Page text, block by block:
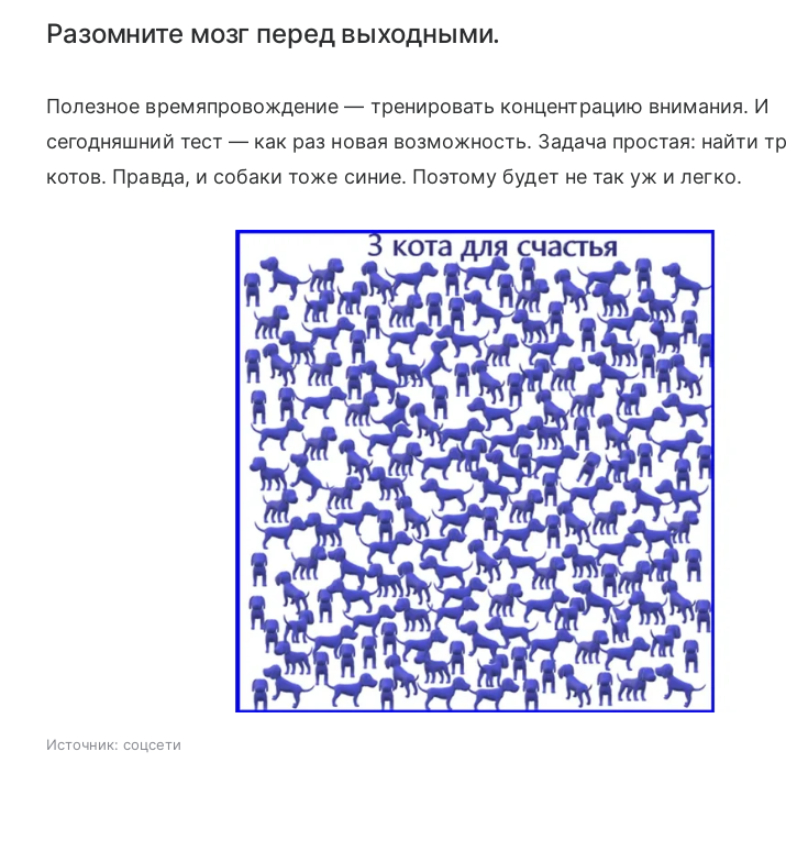
Разомните мозг перед выходными.
Полезное времяпровождение — тренировать концентрацию внимания. И
сегодняшний тест — как раз новая возможность. Задача простая: найти
котов. Правда, и собаки тоже синие. Поэтому будет не так уж и легко.
Источник: соцсети